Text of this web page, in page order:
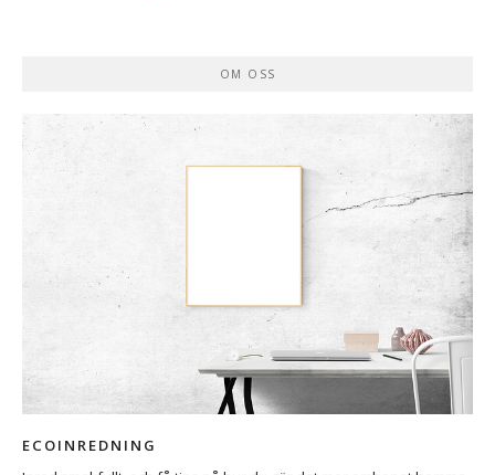
OM OSS
ECOINREDNING